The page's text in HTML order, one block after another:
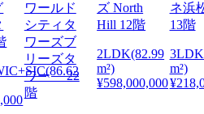
ワールド
シティタ
ワーズブ
リーズタ
ワー 22
階
ズ North
Hill 12階
2LDK(82.99
m²)
¥598,000,000
ネ浜
13階
m²)